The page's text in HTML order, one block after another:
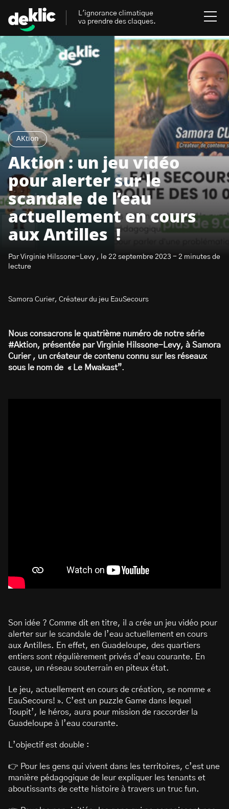
AKtion
Aktion : un jeu vidéo
pour alerter sur le
scandale de l’eau
actuellement en cours
aux Antilles !
Par Virginie Hilssone-Levy , le 22 septembre 2023 - 2 minutes de
lecture
Samora Curier, Créateur du jeu EauSecours
Nous consacrons le quatrième numéro de notre série
#Aktion, présentée par Virginie Hilssone-Levy, à Samora
Curier , un créateur de contenu connu sur les réseaux
sous le nom de « Le Mwakast”.
Son idée ? Comme dit en titre, il a crée un jeu vidéo pour
alerter sur le scandale de l’eau actuellement en cours
aux Antilles. En effet, en Guadeloupe, des quartiers
entiers sont régulièrement privés d’eau courante. En
cause, un réseau souterrain en piteux état.
Le jeu, actuellement en cours de création, se nomme «
EauSecours! ». C’est un puzzle Game dans lequel
Toupit’, le héros, aura pour mission de raccorder la
Guadeloupe à l’eau courante.
L’objectif est double :
👉 Pour les gens qui vivent dans les territoires, c’est une
manière pédagogique de leur expliquer les tenants et
aboutissants de cette histoire à travers un truc fun.
L'ignorance climatique
va prendre des claques.
Rechercher
:
Environnement
Aides, bons plans & cie
Énergies renouvelables
Mobilités durables
Gestes écologiques
Inspiré.es inspirant.es
S’abonner à la newsletter
Rechercher
Les mots clés les plus
recherchés sur Deklic
Transition Écologique deklic kids
interview Volte-face influenceur.se